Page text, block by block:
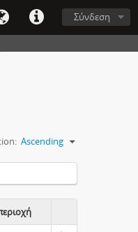
Σύνδεση
Ascending
Clipboard